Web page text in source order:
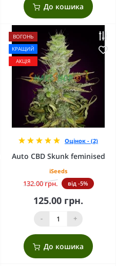
До кошика
ВОГОНЬ
КРАЩИЙ
АКЦІЯ
Оцінок - (2)
Auto CBD Skunk feminised
iSeeds
132.00 грн. від -5%
125.00 грн.
- +
До кошика